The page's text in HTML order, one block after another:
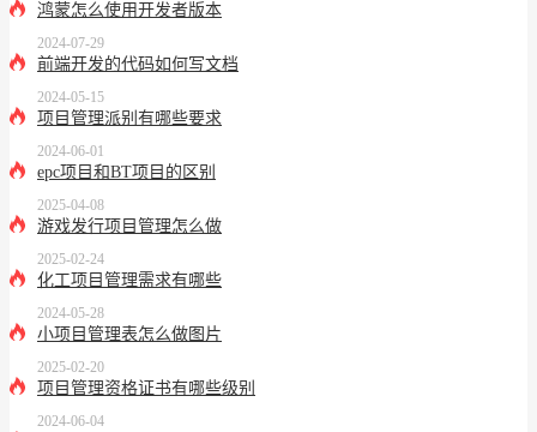
鸿蒙怎么使用开发者版本
2024-07-29
前端开发的代码如何写文档
2024-05-15
项目管理派别有哪些要求
2024-06-01
epc项目和BT项目的区别
2025-04-08
游戏发行项目管理怎么做
2025-02-24
化工项目管理需求有哪些
2024-05-28
小项目管理表怎么做图片
2025-02-20
项目管理资格证书有哪些级别
2024-06-04